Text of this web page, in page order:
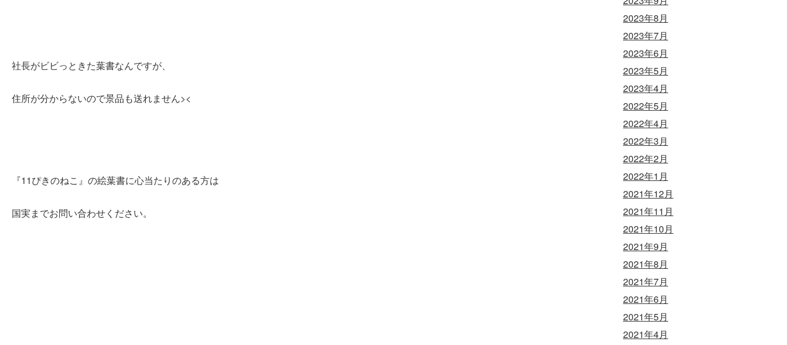
社長がビビっときた葉書なんですが、
住所が分からないので景品も送れません><
『11ぴきのねこ』の絵葉書に心当たりのある方は
国実までお問い合わせください。
2023年8月
2023年7月
2023年6月
2023年5月
2023年4月
2022年5月
2022年4月
2022年3月
2022年2月
2022年1月
2021年12月
2021年11月
2021年10月
2021年9月
2021年8月
2021年7月
2021年6月
2021年5月
2021年4月